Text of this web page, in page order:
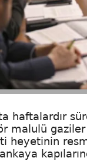
haftalardır
malulü
heyetinin